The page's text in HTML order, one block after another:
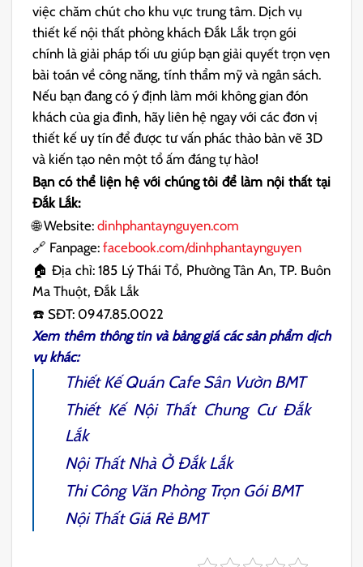
việc chăm chút cho khu vực trung tâm. Dịch vụ
thiết kế nội thất phòng khách Đắk Lắk trọn gói
chính là giải pháp tối ưu giúp bạn giải quyết trọn vẹn
bài toán về công năng, tính thẩm mỹ và ngân sách.
Nếu bạn đang có ý định làm mới không gian đón
khách của gia đình, hãy liên hệ ngay với các đơn vị
thiết kế uy tín để được tư vấn phác thảo bản vẽ 3D
và kiến tạo nên một tổ ấm đáng tự hào!
Bạn có thể liện hệ với chúng tôi để làm nội thất tại
Đắk Lắk:
🌐 Website:dinhphantaynguyen.com
🔗 Fanpage: facebook.com/dinhphantaynguyen
🏠 Địa chỉ: 185 Lý Thái Tổ, Phường Tân An, TP. Buôn
Ma Thuột, Đắk Lắk
☎️ SĐT: 0947.85.0022
Xem thêm thông tin và bảng giá các sản phẩm dịch
vụ khác:
Thiết Kế Quán Cafe Sân Vườn BMT
Thiết Kế Nội Thất Chung Cư Đắk
Lắk
Nội Thất Nhà Ở Đắk Lắk
Thi Công Văn Phòng Trọn Gói BMT
Nội Thất Giá Rẻ BMT